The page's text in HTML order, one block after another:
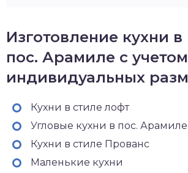
Изготовление кухни в
пос. Арамиле с учетом
индивидуальных
Кухни в стиле лофт
Угловые кухни в пос. Арамиле
Кухни в стиле Прованс
Маленькие кухни